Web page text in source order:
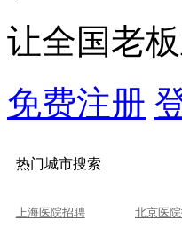
让全国老
免费注册
热门城市搜索
上海医院招聘 北京医